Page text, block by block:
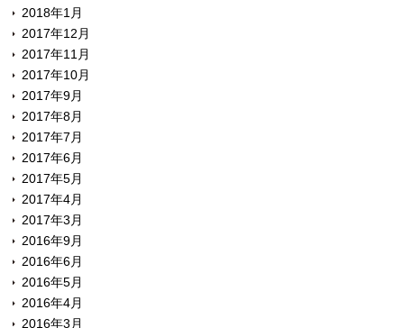
2018年1月
2017年12月
2017年11月
2017年10月
2017年9月
2017年8月
2017年7月
2017年6月
2017年5月
2017年4月
2017年3月
2016年9月
2016年6月
2016年5月
2016年4月
2016年3月